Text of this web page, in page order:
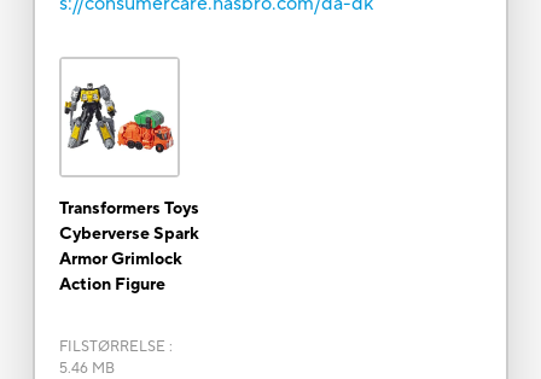
Transformers Toys
Cyberverse Spark
Armor Grimlock
Action Figure
FILSTØRRELSE :
5.46 MB